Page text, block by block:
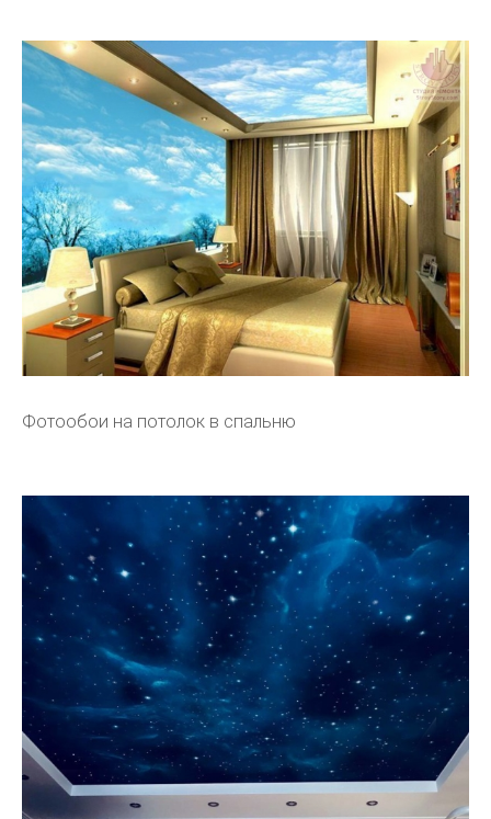
Фотообои на потолок в спальню